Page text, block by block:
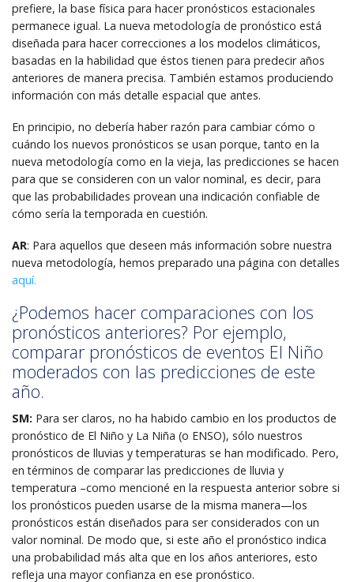
prefiere, la base física para hacer pronósticos estacionales
permanece igual. La nueva metodología de pronóstico está
diseñada para hacer correcciones a los modelos climáticos,
basadas en la habilidad que éstos tienen para predecir años
anteriores de manera precisa. También estamos produciendo
información con más detalle espacial que antes.
En principio, no debería haber razón para cambiar cómo o
cuándo los nuevos pronósticos se usan porque, tanto en la
nueva metodología como en la vieja, las predicciones se hacen
para que se consideren con un valor nominal, es decir, para
que las probabilidades provean una indicación confiable de
cómo sería la temporada en cuestión.
AR: Para aquellos que deseen más información sobre nuestra
nueva metodología, hemos preparado una página con detalles
aquí.
¿Podemos hacer comparaciones con los
pronósticos anteriores? Por ejemplo,
comparar pronósticos de eventos El Niño
moderados con las predicciones de este
año.
SM: Para ser claros, no ha habido cambio en los productos de
pronóstico de El Niño y La Niña (o ENSO), sólo nuestros
pronósticos de lluvias y temperaturas se han modificado. Pero,
en términos de comparar las predicciones de lluvia y
temperatura –como mencioné en la respuesta anterior sobre si
los pronósticos pueden usarse de la misma manera—los
pronósticos están diseñados para ser considerados con un
valor nominal. De modo que, si este año el pronóstico indica
una probabilidad más alta que en los años anteriores, esto
refleja una mayor confianza en ese pronóstico.